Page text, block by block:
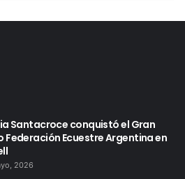
Santacroce conquistó el Gran
Federación Ecuestre Argentina en
2026